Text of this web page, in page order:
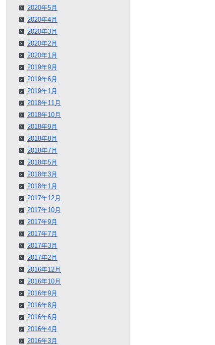
2020年5月
2020年4月
2020年3月
2020年2月
2020年1月
2019年9月
2019年6月
2019年1月
2018年11月
2018年10月
2018年9月
2018年8月
2018年7月
2018年5月
2018年3月
2018年1月
2017年12月
2017年10月
2017年9月
2017年7月
2017年3月
2017年2月
2016年12月
2016年10月
2016年9月
2016年8月
2016年6月
2016年4月
2016年3月